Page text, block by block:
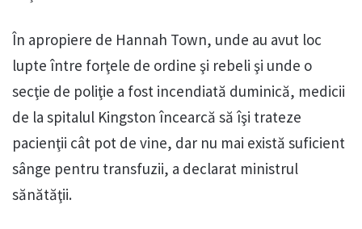
În apropiere de Hannah Town, unde au avut loc
lupte între forţele de ordine şi rebeli şi unde o
secţie de poliţie a fost incendiată duminică, medicii
de la spitalul Kingston încearcă să îşi trateze
pacienţii cât pot de vine, dar nu mai există suficient
sânge pentru transfuzii, a declarat ministrul
sănătăţii.